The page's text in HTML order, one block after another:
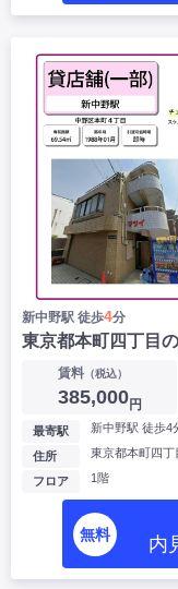
新中野駅 徒歩4分
東京都本町四丁目
賃料（税込）
385,000円
最寄駅 新中野駅 徒歩4
住所 東京都本町四丁
フロア 1階
無料 内